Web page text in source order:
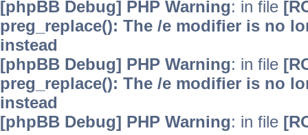
[phpBB Debug] PHP Warning: in file
preg_replace(): The /e modifier is no
instead
[phpBB Debug] PHP Warning: in file
preg_replace(): The /e modifier is no
instead
[phpBB Debug] PHP Warning: in file